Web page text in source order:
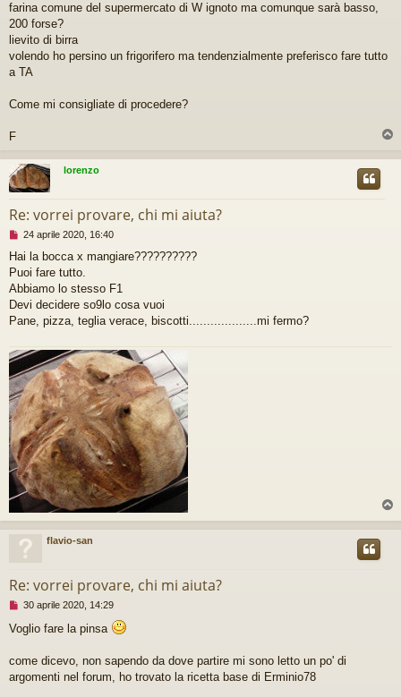
g
g
e
r
e
farina comune del supermercato di W ignoto ma comunque sarà basso,
200 forse?
lievito di birra
volendo ho persino un frigorifero ma tendenzialmente preferisco fare tutto
a TA
Come mi consigliate di procedere?
F
p
lorenzo
Re: vorrei provare, chi mi aiuta?
M
s
s
a
g
i
d
a
l
e
g
g
e
r
e
24 aprile 2020, 16:40
Hai la bocca x mangiare??????????
Puoi fare tutto.
Abbiamo lo stesso F1
Devi decidere so9lo cosa vuoi
Pane, pizza, teglia verace, biscotti...................mi fermo?
o
flavio-san
Re: vorrei provare, chi mi aiuta?
M
s
a
g
30 aprile 2020, 14:29
Voglio fare la pinsa
come dicevo, non sapendo da dove partire mi sono letto un po' di
argomenti nel forum, ho trovato la ricetta base di Erminio78